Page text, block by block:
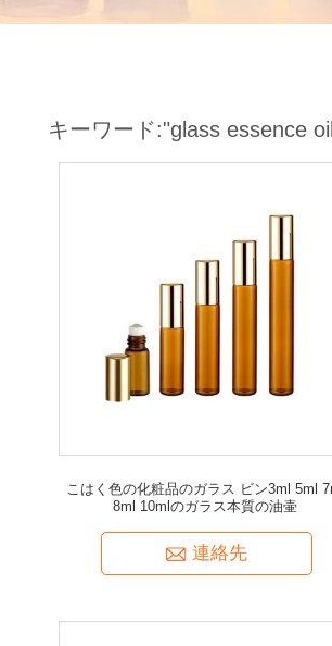
キーワード:"glass essence
こはく色の化粧品のガラス ビン3ml 5ml
8ml 10mlのガラス本質の油壷
連絡先